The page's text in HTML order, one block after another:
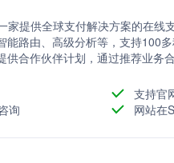
家提供全球支付解决方案的在线
能路由、高级分析等，支持100
供合作伙伴计划，通过推荐业务
支持官
询
网站在